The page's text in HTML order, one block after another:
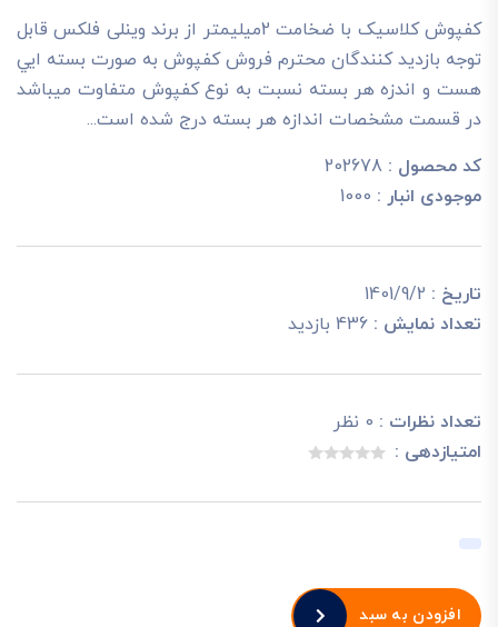
کفپوش کلاسیک با ضخامت 2میلیمتر از برند وینلی فلکس قابل
توجه بازديد کنندگان محترم فروش کفپوش به صورت بسته ايي
هست و اندزه هر بسته نسبت به نوع کفپوش متفاوت ميباشد
در قسمت مشخصات اندازه هر بسته درج شده است...
کد محصول : 202678
موجودی انبار : 1000
تاریخ : 1401/9/2
تعداد نمایش : 436 بازدید
تعداد نظرات : 0 نظر
امتیازدهی :
افزودن به سبد